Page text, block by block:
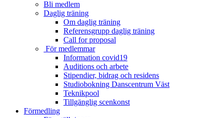
Bli medlem
Daglig träning
Om daglig träning
Referensgrupp daglig träning
Call for proposal
För medlemmar
Information covid19
Auditions och arbete
Stipendier, bidrag och residens
Studiobokning Danscentrum Väst
Teknikpool
Tillgänglig scenkonst
Förmedling